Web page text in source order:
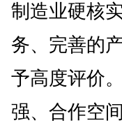
制造业硬核
务、完善的
予高度评价
强、合作空